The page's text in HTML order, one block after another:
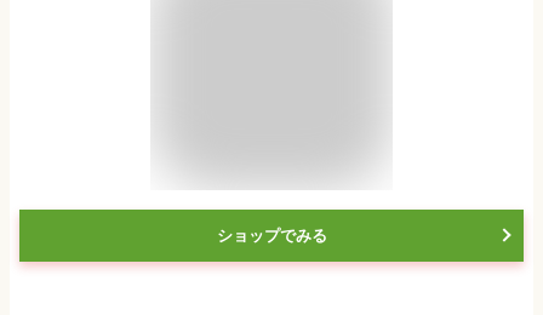
ショップでみる